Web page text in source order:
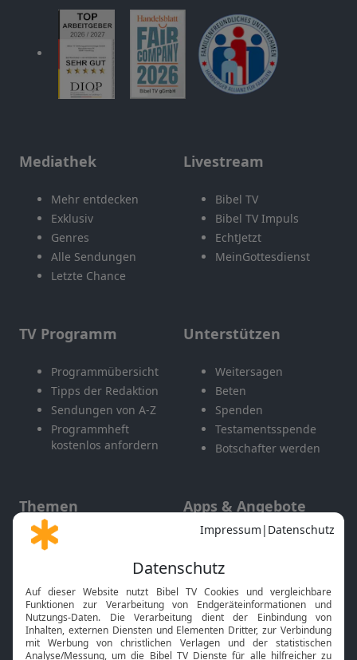
Mediathek
Mehr entdecken
Exklusiv
Genres
Alle Sendungen
Letzte Chance
Livestream
Bibel TV
Bibel TV Impuls
EchtJetzt
MeinGottesdienst
TV Programm
Programmübersicht
Tipps der Redaktion
Sendungen von A-Z
Programmheft
kostenlos anfordern
Unterstützen
Weitersagen
Beten
Spenden
Testamentsspende
Botschafter werden
Themen
Gott und Bibel erklärt
Neuigkeiten
Apps & Angebote
Mobile App
Smart TV
HbbTV
Bibelthek Online-Bibel